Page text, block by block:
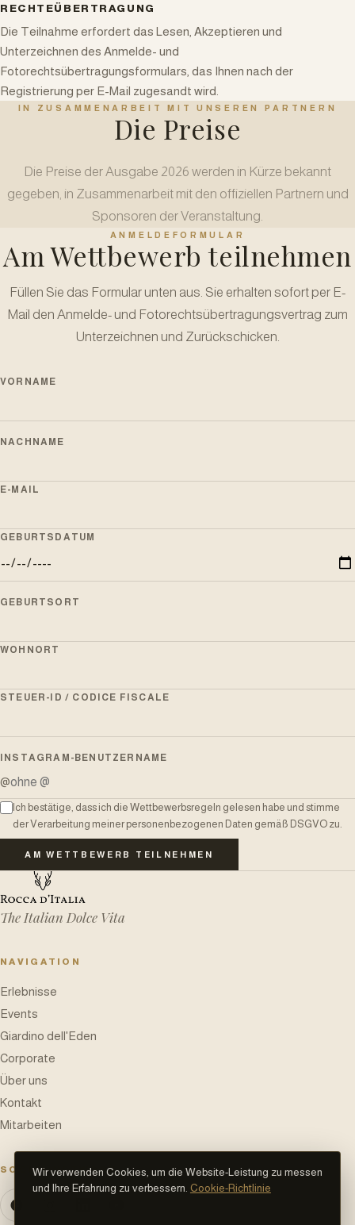
RECHTEÜBERTRAGUNG
Die Teilnahme erfordert das Lesen, Akzeptieren und
Unterzeichnen des Anmelde- und
Fotorechtsübertragungsformulars, das Ihnen nach der
Registrierung per E-Mail zugesandt wird.
IN ZUSAMMENARBEIT MIT UNSEREN PARTNERN
Die Preise
Die Preise der Ausgabe 2026 werden in Kürze bekannt
gegeben, in Zusammenarbeit mit den offiziellen Partnern und
Sponsoren der Veranstaltung.
ANMELDEFORMULAR
Am Wettbewerb teilnehmen
Füllen Sie das Formular unten aus. Sie erhalten sofort per E-
Mail den Anmelde- und Fotorechtsübertragungsvertrag zum
Unterzeichnen und Zurückschicken.
VORNAME
NACHNAME
E-MAIL
GEBURTSDATUM
GEBURTSORT
WOHNORT
STEUER-ID / CODICE FISCALE
INSTAGRAM-BENUTZERNAME
@
Ich bestätige, dass ich die Wettbewerbsregeln gelesen habe und stimme
der Verarbeitung meiner personenbezogenen Daten gemäß DSGVO zu.
AM WETTBEWERB TEILNEHMEN
The Italian Dolce Vita
NAVIGATION
Erlebnisse
Events
Giardino dell'Eden
Corporate
Über uns
Kontakt
Mitarbeiten
SOCIAL NETWORK
Wir verwenden Cookies, um die Website-Leistung zu messen
und Ihre Erfahrung zu verbessern. Cookie-Richtlinie